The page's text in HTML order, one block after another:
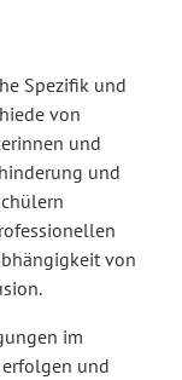
Spezifik und
von
und
und
von
im
und